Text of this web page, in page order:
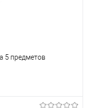
5 предметов